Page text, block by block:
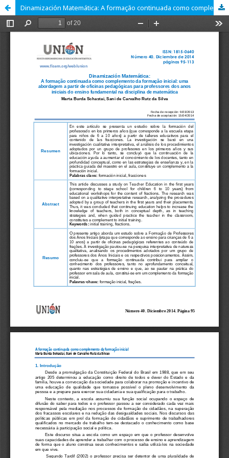
Dinamización Matemática: A formação continuada como complemento da formação inicial: uma abordagem a partir de oficinas pedagógicas para professores dos anos iniciais do ensino fundamental na disciplina de matemática